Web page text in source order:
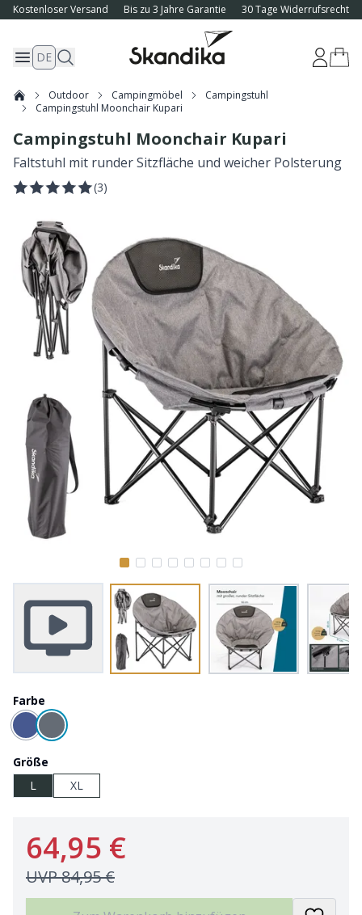
Kostenloser Versand Bis zu 3 Jahre Garantie 30 Tage Widerrufsrecht
DE
Outdoor Campingmöbel
Campingstuhl
Campingstuhl Moonchair Kupari
Campingstuhl Moonchair Kupari
Faltstuhl mit runder Sitzfläche und weicher Polsterung
(3)
Farbe
Größe
L
XL
64,95 €
UVP84,95 €